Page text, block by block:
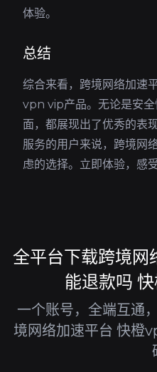
体验。
总结
综合来看，跨境网络加速
vpn vip产品。无论是安
面，都展现出了优秀的表
服务的用户来说，跨境网
虑的选择。立即体验，感
全平台下载跨境网
能退款吗
一个账号，全端互通
境网络加速平台 快橙